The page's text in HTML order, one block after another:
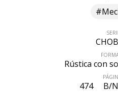
Rústica con
474 B/